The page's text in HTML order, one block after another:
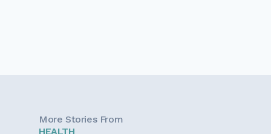
More Stories From
HEALTH